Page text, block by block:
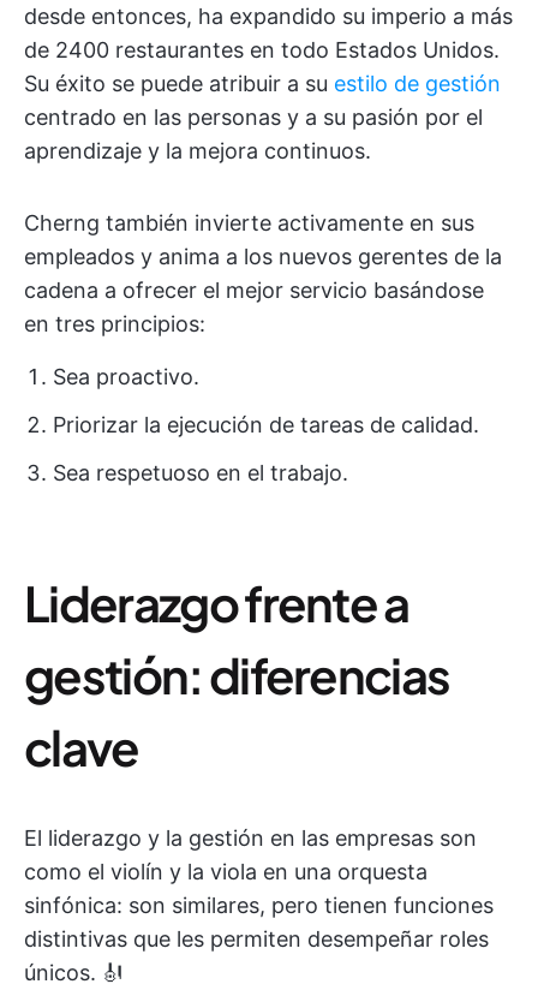
desde entonces, ha expandido su imperio a más
de 2400 restaurantes en todo Estados Unidos.
Su éxito se puede atribuir a su estilo de gestión
centrado en las personas y a su pasión por el
aprendizaje y la mejora continuos.
Cherng también invierte activamente en sus
empleados y anima a los nuevos gerentes de la
cadena a ofrecer el mejor servicio basándose
en tres principios:
Sea proactivo.
Priorizar la ejecución de tareas de calidad.
Sea respetuoso en el trabajo.
Liderazgo frente a
gestión: diferencias
clave
El liderazgo y la gestión en las empresas son
como el violín y la viola en una orquesta
sinfónica: son similares, pero tienen funciones
distintivas que les permiten desempeñar roles
únicos. 🎻